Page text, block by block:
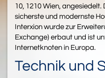
10, 1210 Wien,
sicherste und modernste
Interxion wurde zur
Exchange) erbaut und ist
Internetknoten in Europa.
Technik und